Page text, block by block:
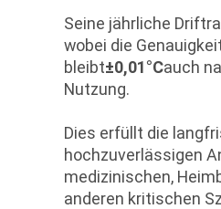
Seine jährliche
wobei die
bleibt±0,01°Cauch
Nutzung.
Dies erfüllt die
hochzuverlässigen
medizinischen,
anderen kritischen